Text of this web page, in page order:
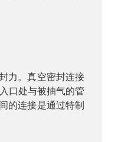
力。真空密封连接
口处与被抽气的管
的连接是通过特制